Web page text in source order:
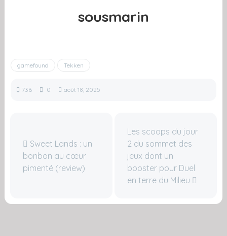
sousmarin
gamefound Tekken
736 0 août 18, 2025
Sweet Lands : un
bonbon au cœur
pimenté (review)
Les scoops du jour
2 du sommet des
jeux dont un
booster pour Duel
en terre du Milieu